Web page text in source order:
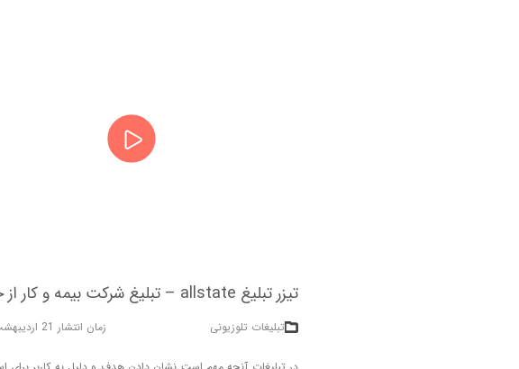
تیزر تبلیغ allstate – تبلیغ شرکت بیمه و کار از خانه
تبلیغات تلوزیونی زمان انتشار 21 اردیبهشت 1401